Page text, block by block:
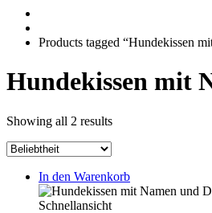
Products tagged “Hundekissen
Hundekissen mit
Showing all 2 resultsSorted
In den Warenkorb
Schnellansicht